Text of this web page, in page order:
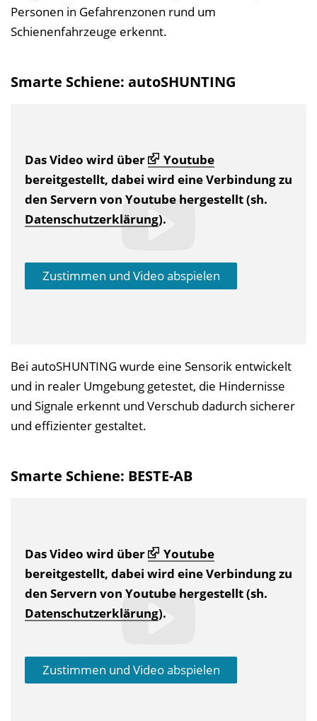
Personen in Gefahrenzonen rund um
Schienenfahrzeuge erkennt.
Smarte Schiene: autoSHUNTING
Das Video wird über
Youtube
bereitgestellt, dabei wird eine Verbindung zu
den Servern von Youtube hergestellt (sh.
Datenschutzerklärung).
Zustimmen und Video abspielen
Bei autoSHUNTING wurde eine Sensorik entwickelt
und in realer Umgebung getestet, die Hindernisse
und Signale erkennt und Verschub dadurch sicherer
und effizienter gestaltet.
Smarte Schiene: BESTE-AB
Das Video wird über
Youtube
bereitgestellt, dabei wird eine Verbindung zu
den Servern von Youtube hergestellt (sh.
Datenschutzerklärung).
Zustimmen und Video abspielen